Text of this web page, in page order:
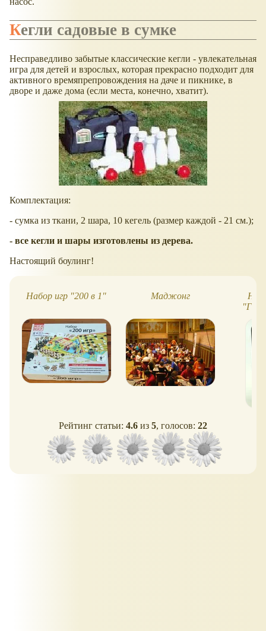
Кегли садовые в сумке
Несправедливо забытые классические кегли - увлекательная
игра для детей и взрослых, которая прекрасно подходит для
активного времяпрепровождения на даче и пикнике, в
дворе и даже дома (если места, конечно, хватит).
Комплектация:
- сумка из ткани, 2 шара, 10 кегель (размер каждой - 21 см.);
- все кегли и шары изготовлены из дерева.
Настоящий боулинг!
Набор игр "200 в 1" Маджонг
Рейтинг статьи: 4.6 из 5, голосов: 22